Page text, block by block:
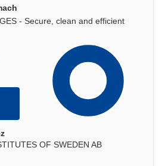
- Secure, clean and efficient
OF SWEDEN AB